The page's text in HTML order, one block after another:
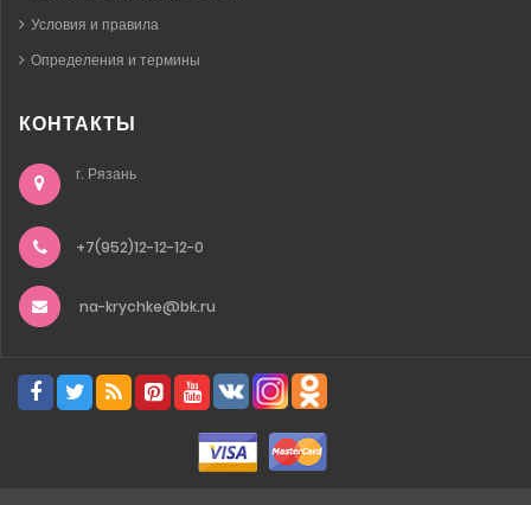
Условия и правила
Определения и термины
КОНТАКТЫ
г. Рязань
+7(952)12-12-12-0
na-krychke@bk.ru